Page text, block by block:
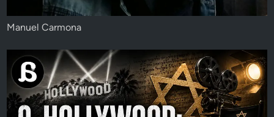
Manuel Carmona